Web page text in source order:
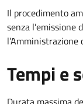
Il procedimento
senza
l’Amministrazione
Tempi e